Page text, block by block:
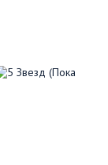
(Пока